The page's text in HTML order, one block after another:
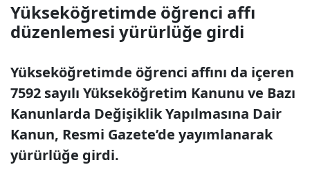
Yükseköğretimde öğrenci affı
düzenlemesi yürürlüğe girdi
Yükseköğretimde öğrenci affını da içeren
7592 sayılı Yükseköğretim Kanunu ve Bazı
Kanunlarda Değişiklik Yapılmasına Dair
Kanun, Resmi Gazete’de yayımlanarak
yürürlüğe girdi.